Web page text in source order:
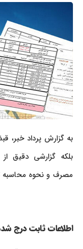
به گزارش پرداد خبر،
بلکه گزارشی دقیق از
مصرف و نحوه محاسبه
اطلاعات ثابت درج